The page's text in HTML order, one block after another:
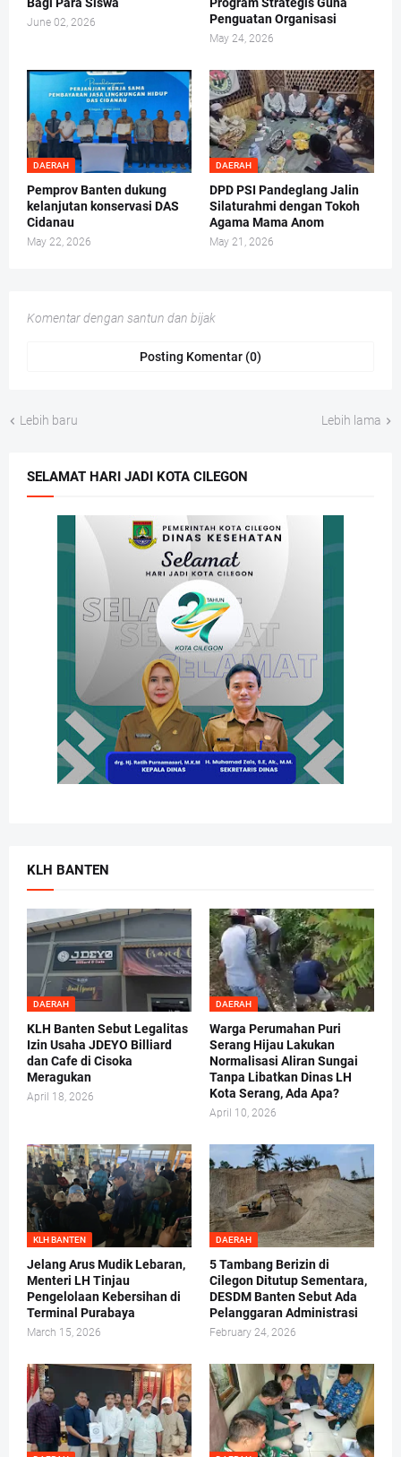
Bagi Para Siswa
June 02, 2026
Program Strategis Guna
Penguatan Organisasi
May 24, 2026
DAERAH
Pemprov Banten dukung
kelanjutan konservasi DAS
Cidanau
May 22, 2026
DAERAH
DPD PSI Pandeglang Jalin
Silaturahmi dengan Tokoh
Agama Mama Anom
May 21, 2026
Komentar dengan santun dan bijak
Posting Komentar (0)
Lebih baru Lebih lama
SELAMAT HARI JADI KOTA CILEGON
KLH BANTEN
DAERAH
KLH Banten Sebut Legalitas
Izin Usaha JDEYO Billiard
dan Cafe di Cisoka
Meragukan
April 18, 2026
DAERAH
Warga Perumahan Puri
Serang Hijau Lakukan
Normalisasi Aliran Sungai
Tanpa Libatkan Dinas LH
Kota Serang, Ada Apa?
April 10, 2026
KLH BANTEN
Jelang Arus Mudik Lebaran,
Menteri LH Tinjau
Pengelolaan Kebersihan di
Terminal Purabaya
March 15, 2026
DAERAH
5 Tambang Berizin di
Cilegon Ditutup Sementara,
DESDM Banten Sebut Ada
Pelanggaran Administrasi
February 24, 2026